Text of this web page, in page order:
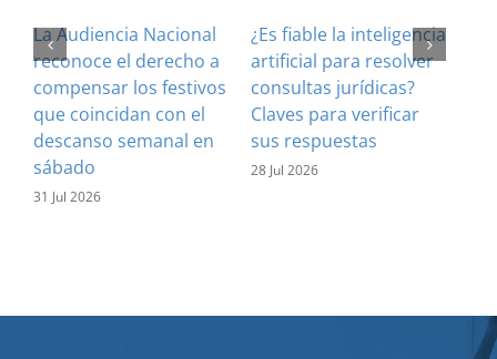
La Audiencia Nacional
reconoce el derecho a
compensar los festivos
que coincidan con el
descanso semanal en
sábado
31 Jul 2026
¿Es fiable la inteligencia
artificial para resolver
consultas jurídicas?
Claves para verificar
sus respuestas
28 Jul 2026